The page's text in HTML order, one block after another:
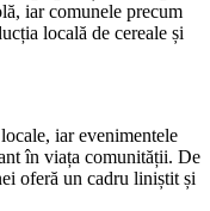
iar comunele precum
locală de cereale și
iar evenimentele
în viața comunității. De
oferă un cadru liniștit și